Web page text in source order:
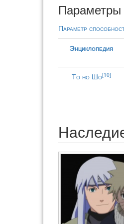
Параметры
Параметр
Энциклопедия
То но Шо[10]